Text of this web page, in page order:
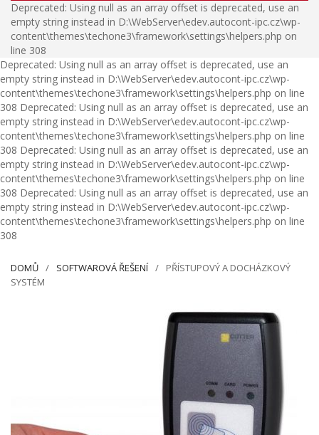
Deprecated: Using null as an array offset is deprecated, use an
empty string instead in D:\WebServer\edev.autocont-ipc.cz\wp-
content\themes\techone3\framework\settings\helpers.php on
line 308
Deprecated: Using null as an array offset is deprecated, use an
empty string instead in D:\WebServer\edev.autocont-ipc.cz\wp-
content\themes\techone3\framework\settings\helpers.php on line
308 Deprecated: Using null as an array offset is deprecated, use an
empty string instead in D:\WebServer\edev.autocont-ipc.cz\wp-
content\themes\techone3\framework\settings\helpers.php on line
308 Deprecated: Using null as an array offset is deprecated, use an
empty string instead in D:\WebServer\edev.autocont-ipc.cz\wp-
content\themes\techone3\framework\settings\helpers.php on line
308 Deprecated: Using null as an array offset is deprecated, use an
empty string instead in D:\WebServer\edev.autocont-ipc.cz\wp-
content\themes\techone3\framework\settings\helpers.php on line
308
DOMŮ SOFTWAROVÁ ŘEŠENÍ
PŘÍSTUPOVÝ A DOCHÁZKOVÝ
SYSTÉM